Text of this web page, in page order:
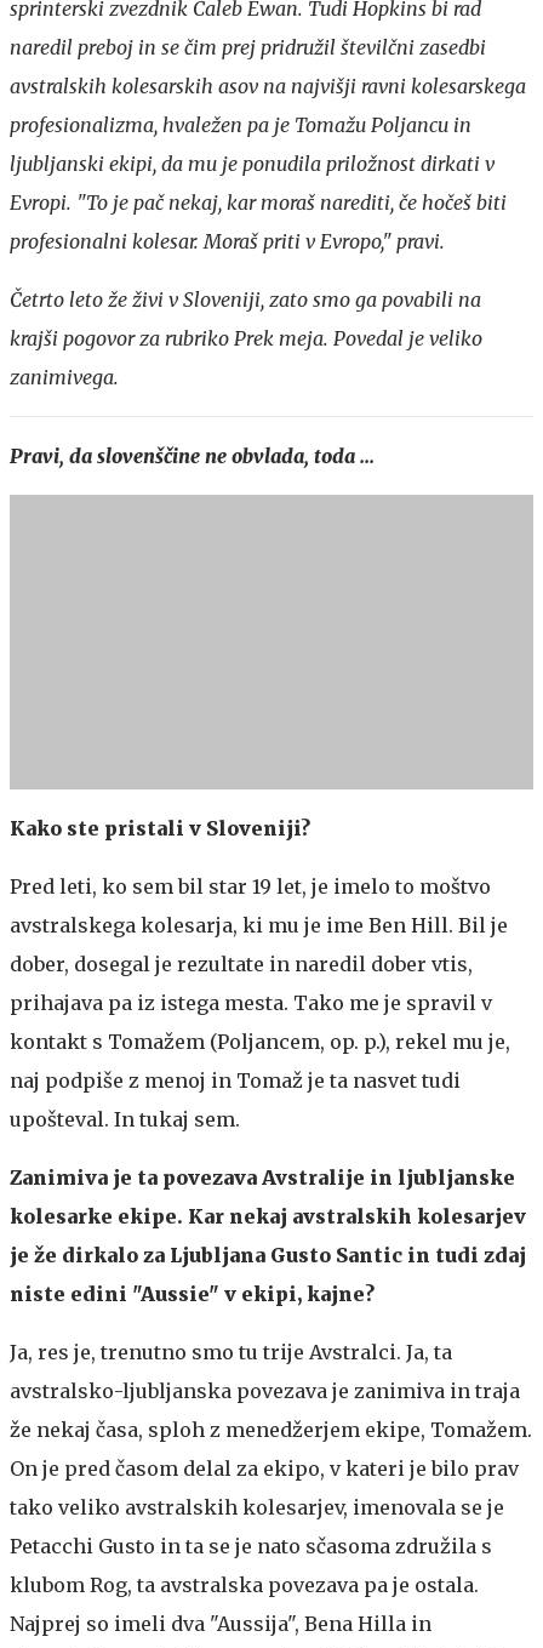
sprinterski zvezdnik Caleb Ewan. Tudi Hopkins bi rad
naredil preboj in se čim prej pridružil številčni zasedbi
avstralskih kolesarskih asov na najvišji ravni kolesarskega
profesionalizma, hvaležen pa je Tomažu Poljancu in
ljubljanski ekipi, da mu je ponudila priložnost dirkati v
Evropi. "To je pač nekaj, kar moraš narediti, če hočeš biti
profesionalni kolesar. Moraš priti v Evropo," pravi.
Četrto leto že živi v Sloveniji, zato smo ga povabili na
krajši pogovor za rubriko Prek meja. Povedal je veliko
zanimivega.
Pravi, da slovenščine ne obvlada, toda ...
Kako ste pristali v Sloveniji?
Pred leti, ko sem bil star 19 let, je imelo to moštvo
avstralskega kolesarja, ki mu je ime Ben Hill. Bil je
dober, dosegal je rezultate in naredil dober vtis,
prihajava pa iz istega mesta. Tako me je spravil v
kontakt s Tomažem (Poljancem, op. p.), rekel mu je,
naj podpiše z menoj in Tomaž je ta nasvet tudi
upošteval. In tukaj sem.
Zanimiva je ta povezava Avstralije in ljubljanske
kolesarke ekipe. Kar nekaj avstralskih kolesarjev
je že dirkalo za Ljubljana Gusto Santic in tudi zdaj
niste edini "Aussie" v ekipi, kajne?
Ja, res je, trenutno smo tu trije Avstralci. Ja, ta
avstralsko-ljubljanska povezava je zanimiva in traja
že nekaj časa, sploh z menedžerjem ekipe, Tomažem.
On je pred časom delal za ekipo, v kateri je bilo prav
tako veliko avstralskih kolesarjev, imenovala se je
Petacchi Gusto in ta se je nato sčasoma združila s
klubom Rog, ta avstralska povezava pa je ostala.
Najprej so imeli dva "Aussija", Bena Hilla in